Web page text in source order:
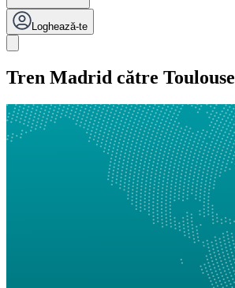
Loghează-te
Tren Madrid către Toulouse